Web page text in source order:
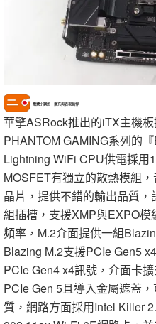
電競小鋼炮，擴充與表現強悍
華擎ASRock推出的iTX主機
PHANTOM GAMING系列的
Lightning WiFi CPU供電採用
MOSFET有獨立的散熱模組
晶片，提供不錯的輸出品質
組插槽，支援XMP與EXPO
頻率，M.2介面提供一組
Blazing M.2支援PCIe Gen5
PCIe Gen4 x4訊號，介面卡
PCIe Gen 5且導入金屬遮蓋
質，網路方面採用Intel Killer